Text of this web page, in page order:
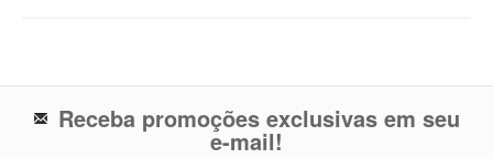
Receba promoções exclusivas em seu
e-mail!